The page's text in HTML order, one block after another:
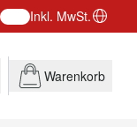
Inkl. MwSt.
Warenkorb